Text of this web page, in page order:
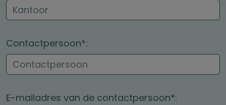
Contactpersoon*:
E-mailadres van de contactpersoon*: